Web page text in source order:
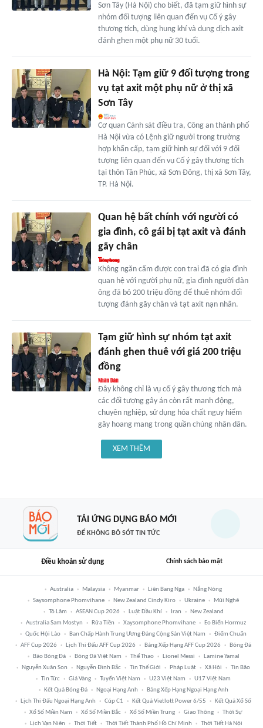
Sơn Tây (Hà Nội) cho biết, đã tạm giữ hình sự
nhóm đối tượng liên quan đến vụ Cố ý gây
thương tích, dùng hung khí và dung dịch axit
đánh ghen một phụ nữ 30 tuổi.
Hà Nội: Tạm giữ 9 đối tượng trong
vụ tạt axit một phụ nữ ở thị xã
Sơn Tây
Cơ quan Cảnh sát điều tra, Công an thành phố
Hà Nội vừa có Lệnh giữ người trong trường
hợp khẩn cấp, tạm giữ hình sự đối với 9 đối
tượng liên quan đến vụ Cố ý gây thương tích
tại thôn Tân Phúc, xã Sơn Đông, thị xã Sơn Tây,
TP. Hà Nội.
Quan hệ bất chính với người có
gia đình, cô gái bị tạt axit và đánh
gãy chân
Không ngăn cấm được con trai đã có gia đình
quan hệ với người phụ nữ, gia đình người đàn
ông đã bỏ 200 triệu đồng để thuê nhóm đối
tượng đánh gãy chân và tạt axit nạn nhân.
Tạm giữ hình sự nhóm tạt axit
đánh ghen thuê với giá 200 triệu
đồng
Đây không chỉ là vụ cố ý gây thương tích mà
các đối tượng gây án còn rất manh động,
chuyên nghiệp, sử dụng hóa chất nguy hiểm
gây hoang mang trong quần chúng nhân dân.
XEM THÊM
TẢI ỨNG DỤNG BÁO MỚI
ĐỂ KHÔNG BỎ SÓT TIN TỨC
Điều khoản sử dụng Chính sách bảo mật
Australia Malaysia Myanmar Liên Bang Nga
Nắng Nóng
Saysomphone Phomvihane
New Zealand Cindy Kiro Ukraine
Mũi Nghê
Tô Lâm
ASEAN Cup 2026 Luật Dầu Khí Iran
New Zealand
Australia Sam Mostyn
Rửa Tiền Xaysomphone Phomvihane
Eo Biển Hormuz
Quốc Hội Lào
Ban Chấp Hành Trung Ương Đảng Cộng Sản Việt Nam
Điểm Chuẩn
AFF Cup 2026
Lịch Thi Đấu AFF Cup 2026 Bảng Xếp Hạng AFF Cup 2026
Bóng Đá
Báo Bóng Đá
Bóng Đá Việt Nam Thể Thao Lionel Messi
Lamine Yamal
Nguyễn Xuân Son
Nguyễn Đình Bắc Tin Thế Giới Pháp Luật Xã Hội
Tin Bão
Tin Tức
Giá Vàng Tuyển Việt Nam U23 Việt Nam
U17 Việt Nam
Kết Quả Bóng Đá
Ngoại Hạng Anh
Bảng Xếp Hạng Ngoại Hạng Anh
Lịch Thi Đấu Ngoại Hạng Anh
Cúp C1 Kết Quả Vietlott Power 6/55
Kết Quả Xổ Số
Xổ Số Miền Nam
Xổ Số Miền Bắc Xổ Số Miền Trung Giao Thông
Thời Sự
Lịch Vạn Niên
Thời Tiết Thời Tiết Thành Phố Hồ Chí Minh Thời Tiết Hà Nội